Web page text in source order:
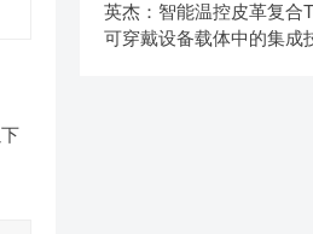
英杰：智能温控皮革复合
可穿戴设备载体中的集成